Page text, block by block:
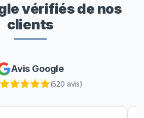
vérifiés de nos
clients
Avis Google
(520 avis)